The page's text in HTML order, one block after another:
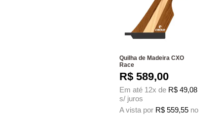
Quilha de Madeira CXO
Race
R$ 589,00
Em até 12x de R$ 49,08
s/ juros
A vista por R$ 559,55 no